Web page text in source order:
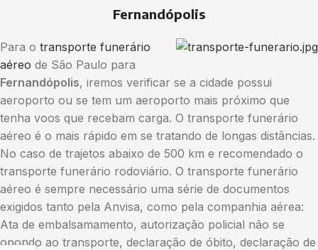
Fernandópolis
Para o transporte funerário
aéreo de São Paulo para
Fernandópolis, iremos verificar se a cidade possui
aeroporto ou se tem um aeroporto mais próximo que
tenha voos que recebam carga. O transporte funerário
aéreo é o mais rápido em se tratando de longas distâncias.
No caso de trajetos abaixo de 500 km e recomendado o
transporte funerário rodoviário. O transporte funerário
aéreo é sempre necessário uma série de documentos
exigidos tanto pela Anvisa, como pela companhia aérea:
Ata de embalsamamento, autorização policial não se
opondo ao transporte, declaração de óbito, declaração de